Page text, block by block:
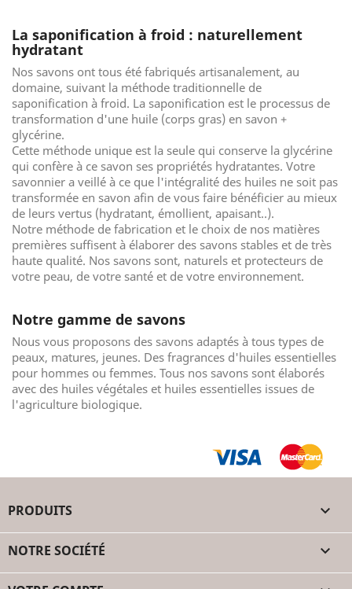
La saponification à froid : naturellement
hydratant
Nos savons ont tous été fabriqués artisanalement, au
domaine, suivant la méthode traditionnelle de
saponification à froid. La saponification est le processus de
transformation d'une huile (corps gras) en savon +
glycérine.
Cette méthode unique est la seule qui conserve la glycérine
qui confère à ce savon ses propriétés hydratantes. Votre
savonnier a veillé à ce que l'intégralité des huiles ne soit pas
transformée en savon afin de vous faire bénéficier au mieux
de leurs vertus (hydratant, émollient, apaisant..).
Notre méthode de fabrication et le choix de nos matières
premières suffisent à élaborer des savons stables et de très
haute qualité. Nos savons sont, naturels et protecteurs de
votre peau, de votre santé et de votre environnement.
Notre gamme de savons
Nous vous proposons des savons adaptés à tous types de
peaux, matures, jeunes. Des fragrances d'huiles essentielles
pour hommes ou femmes. Tous nos savons sont élaborés
avec des huiles végétales et huiles essentielles issues de
l'agriculture biologique.
PRODUITS 
NOTRE SOCIÉTÉ 